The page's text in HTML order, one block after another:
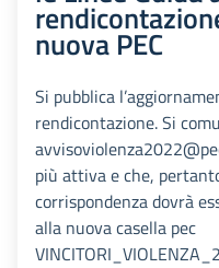
nuova PEC
Si pubblica
rendicontazione. Si
più attiva e che,
corrispondenza dovrà
alla nuova casella pec